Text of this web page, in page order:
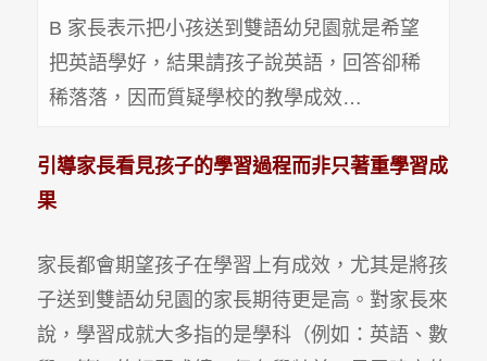
B 家長表示把小孩送到雙語幼兒園就是希望
把英語學好，結果請孩子說英語，回答卻稀
稀落落，因而質疑學校的教學成效…
引導家長看見孩子的學習過程而非只著重學習成
果
家長都會期望孩子在學習上有成效，尤其是將孩
子送到雙語幼兒園的家長期待更是高。對家長來
說，學習成就大多指的是學科（例如：英語、數